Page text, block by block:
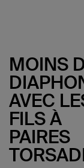
MOINS
AVEC
FILS À
PAIRES